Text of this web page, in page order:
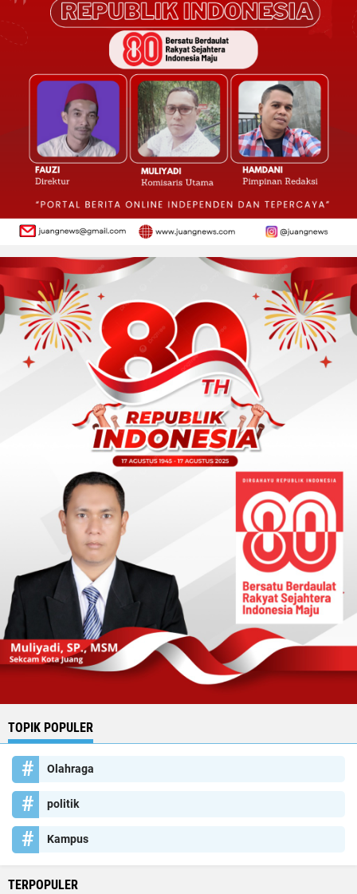
TOPIK POPULER
Olahraga
politik
Kampus
TERPOPULER